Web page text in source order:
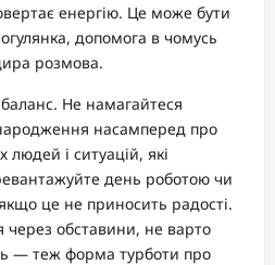
енергію. Це може бути
допомога в чомусь
розмова.
Не намагайтеся
насамперед про
людей і ситуацій, які
день роботою чи
це не приносить радості.
обставини, не варто
— теж форма турботи про